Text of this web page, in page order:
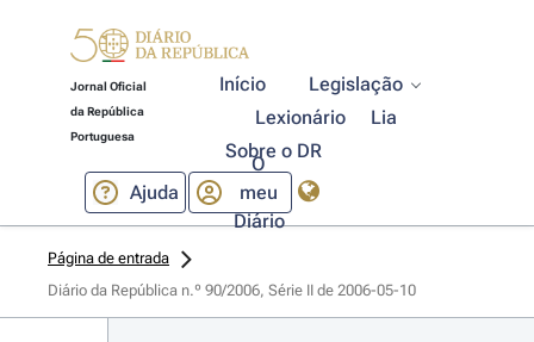
Jornal Oficial
da República
Portuguesa
Início
Legislação
Lexionário
Lia
Sobre o DR
Ajuda
O
meu
Diário
Página de entrada
Diário da República n.º 90/2006, Série II de 2006-05-10